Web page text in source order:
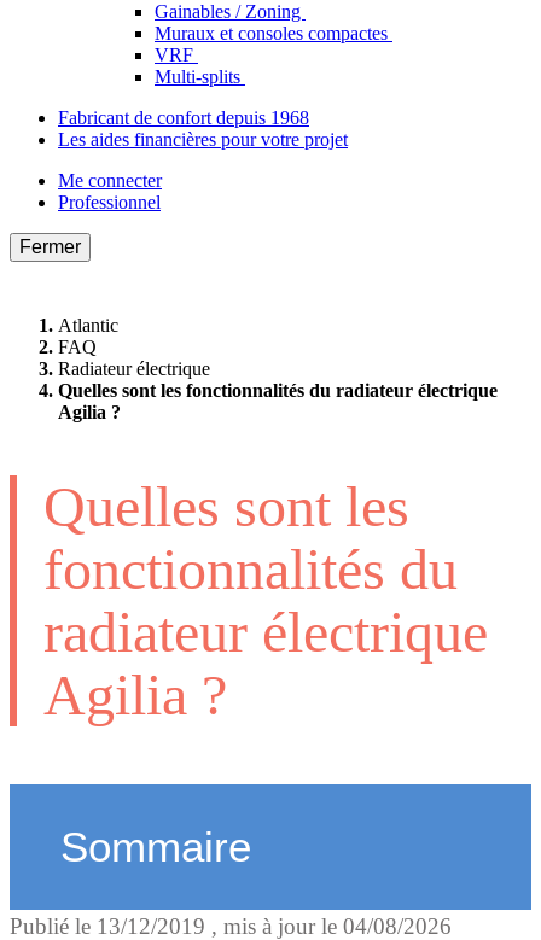
Gainables / Zoning
Muraux et consoles compactes
VRF
Multi-splits
Fabricant de confort depuis 1968
Les aides financières pour votre projet
Me connecter
Professionnel
Fermer
Atlantic
FAQ
Radiateur électrique
Quelles sont les fonctionnalités du radiateur électrique
Agilia ?
Quelles sont les
fonctionnalités du
radiateur électrique
Agilia ?
Sommaire
Publié le 13/12/2019 , mis à jour le 04/08/2026